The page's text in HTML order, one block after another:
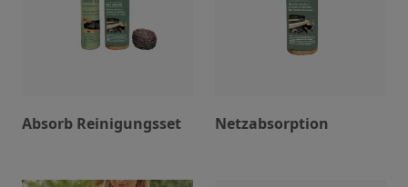
Absorb Reinigungsset Netzabsorption